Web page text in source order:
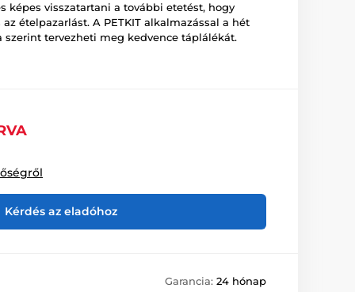
képes visszatartani a további etetést, hogy
ételpazarlást. A PETKIT alkalmazással a hét
szerint tervezheti meg kedvence táplálékát.
Kérdés az eladóhoz
Garancia: 24 hónap